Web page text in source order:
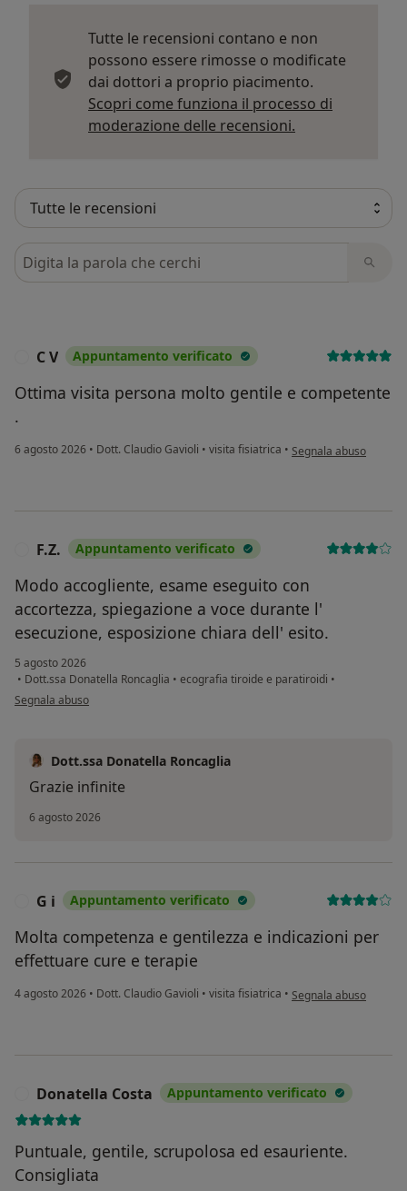
Tutte le recensioni contano e non
possono essere rimosse o modificate
dai dottori a proprio piacimento.
Scopri come funziona il processo di
moderazione delle recensioni.
Cerca nelle recensioni
C V Appuntamento verificato
Ottima visita persona molto gentile e competente
.
6 agosto 2026 • Dott. Claudio Gavioli • visita fisiatrica • secondo l'opinione
Segnala abuso
F.Z. Appuntamento verificato
Modo accogliente, esame eseguito con
accortezza, spiegazione a voce durante l'
esecuzione, esposizione chiara dell' esito.
5 agosto 2026
• Dott.ssa Donatella Roncaglia • ecografia tiroide e paratiroidi •
secondo l'opinione dell'utente F.Z.
Segnala abuso
Dott.ssa Donatella Roncaglia
Grazie infinite
6 agosto 2026
G i Appuntamento verificato
Molta competenza e gentilezza e indicazioni per
effettuare cure e terapie
4 agosto 2026 • Dott. Claudio Gavioli • visita fisiatrica • secondo l'opinione
Segnala abuso
Donatella Costa Appuntamento verificato
Puntuale, gentile, scrupolosa ed esauriente.
Consigliata